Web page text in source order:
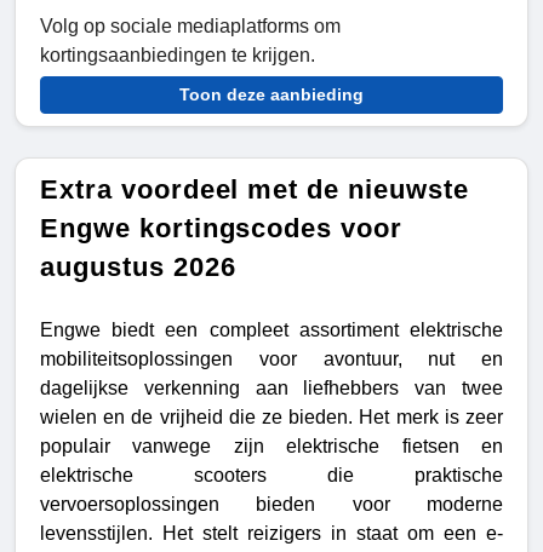
Volg op sociale mediaplatforms om
kortingsaanbiedingen te krijgen.
Toon deze aanbieding
Extra voordeel met de nieuwste
Engwe kortingscodes voor
augustus 2026
Engwe biedt een compleet assortiment elektrische
mobiliteitsoplossingen voor avontuur, nut en
dagelijkse verkenning aan liefhebbers van twee
wielen en de vrijheid die ze bieden. Het merk is zeer
populair vanwege zijn elektrische fietsen en
elektrische scooters die praktische
vervoersoplossingen bieden voor moderne
levensstijlen. Het stelt reizigers in staat om een e-